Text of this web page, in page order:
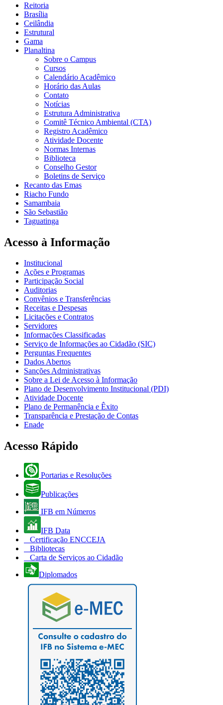
Reitoria
Brasília
Ceilândia
Estrutural
Gama
Planaltina
Sobre o Campus
Cursos
Calendário Acadêmico
Horário das Aulas
Contato
Notícias
Estrutura Administrativa
Comitê Técnico Ambiental (CTA)
Registro Acadêmico
Atividade Docente
Normas Internas
Biblioteca
Conselho Gestor
Boletins de Serviço
Recanto das Emas
Riacho Fundo
Samambaia
São Sebastião
Taguatinga
Acesso à Informação
Institucional
Ações e Programas
Participação Social
Auditorias
Convênios e Transferências
Receitas e Despesas
Licitações e Contratos
Servidores
Informações Classificadas
Serviço de Informações ao Cidadão (SIC)
Perguntas Frequentes
Dados Abertos
Sanções Administrativas
Sobre a Lei de Acesso à Informação
Plano de Desenvolvimento Institucional (PDI)
Atividade Docente
Plano de Permanência e Êxito
Transparência e Prestação de Contas
Enade
Acesso Rápido
Portarias e Resoluções
Publicações
IFB em Números
IFB Data
Certificação ENCCEJA
Bibliotecas
Carta de Serviços ao Cidadão
Diplomados